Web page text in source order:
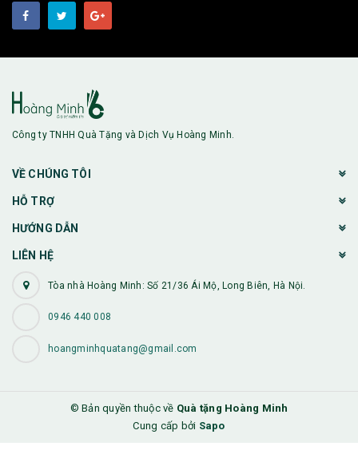
Công ty TNHH Quà Tặng và Dịch Vụ Hoàng Minh.
VỀ CHÚNG TÔI
HỖ TRỢ
HƯỚNG DẪN
LIÊN HỆ
Tòa nhà Hoàng Minh: Số 21/36 Ái Mộ, Long Biên, Hà Nội.
0946 440 008
hoangminhquatang@gmail.com
© Bản quyền thuộc về Quà tặng Hoàng Minh
Cung cấp bởi Sapo